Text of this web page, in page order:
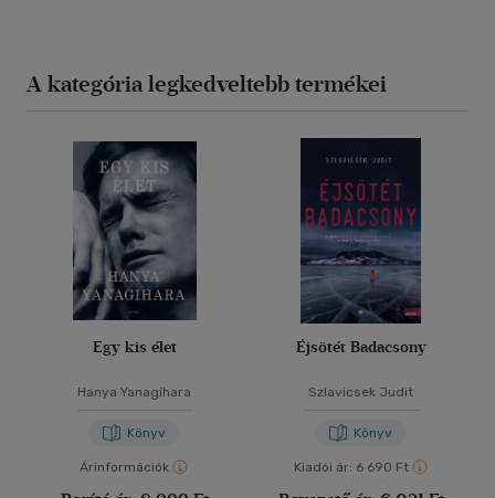
A kategória legkedveltebb termékei
Egy kis élet
Hanya Yanagihara
Könyv
Árinformációk
Éjsötét Badacsony
Szlavicsek Judit
Könyv
Kiadói ár: 6 690 Ft